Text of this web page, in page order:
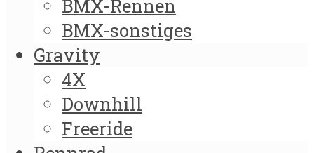
BMX-Rennen
BMX-sonstiges
Gravity
4X
Downhill
Freeride